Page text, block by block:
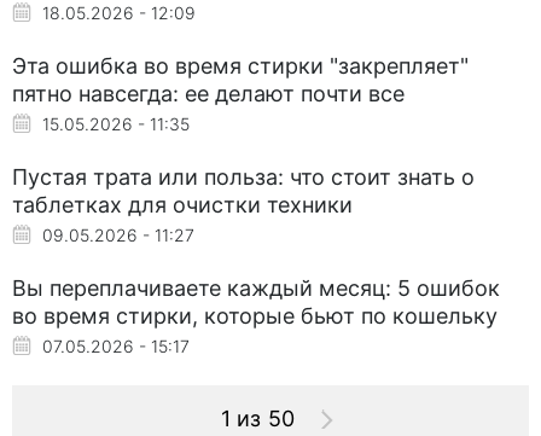
18.05.2026 - 12:09
Эта ошибка во время стирки "закрепляет"
пятно навсегда: ее делают почти все
15.05.2026 - 11:35
Пустая трата или польза: что стоит знать о
таблетках для очистки техники
09.05.2026 - 11:27
Вы переплачиваете каждый месяц: 5 ошибок
во время стирки, которые бьют по кошельку
07.05.2026 - 15:17
1 из 50